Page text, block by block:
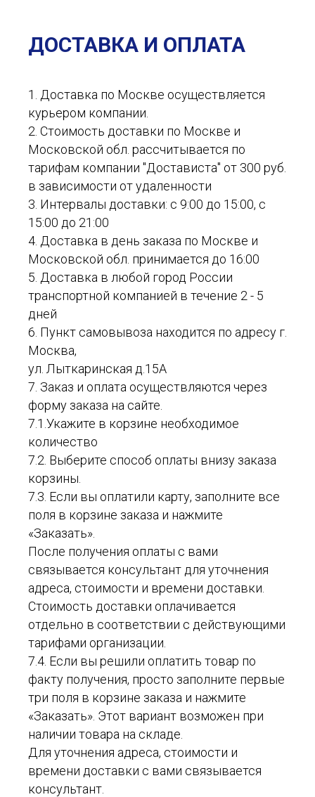
ДОСТАВКА И ОПЛАТА
1. Доставка по Москве осуществляется
курьером компании.
2. Стоимость доставки по Москве и
Московской обл. рассчитывается по
тарифам компании "Достависта" от 300 руб.
в зависимости от удаленности
3. Интервалы доставки: с 9:00 до 15:00, с
15:00 до 21:00
4. Доставка в день заказа по Москве и
Московской обл. принимается до 16:00
5. Доставка в любой город России
транспортной компанией в течение 2 - 5
дней
6. Пункт самовывоза находится по адресу г.
Москва,
ул. Лыткаринская д.15А
7. Заказ и оплата осуществляются через
форму заказа на сайте.
7.1.Укажите в корзине необходимое
количество
7.2. Выберите способ оплаты внизу заказа
корзины.
7.3. Если вы оплатили карту, заполните все
поля в корзине заказа и нажмите
«Заказать».
После получения оплаты с вами
связывается консультант для уточнения
адреса, стоимости и времени доставки.
Стоимость доставки оплачивается
отдельно в соответствии с действующими
тарифами организации.
7.4. Если вы решили оплатить товар по
факту получения, просто заполните первые
три поля в корзине заказа и нажмите
«Заказать». Этот вариант возможен при
наличии товара на складе.
Для уточнения адреса, стоимости и
времени доставки с вами связывается
консультант.